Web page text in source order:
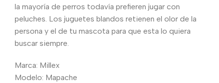
la mayoría de perros todavía prefieren jugar con
peluches. Los juguetes blandos retienen el olor de la
persona y el de tu mascota para que esta lo quiera
buscar siempre.
Marca: Millex
Modelo: Mapache